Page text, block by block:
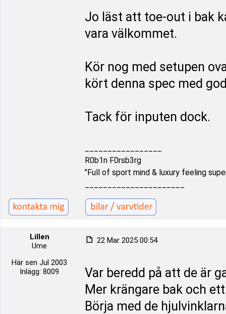
Jo läst att toe-out i bak
vara välkommet.
Kör nog med setupen
kört denna spec med
Tack för inputen dock.
R0b1n F0rsb3rg
"Full of sport mind & luxury feeling
Lillen
Ume
Här sen Jul 2003
Inlägg: 8009
22 Mar 2025 00:54
Var beredd på att de är
Mer krängare bak och
Börja med de